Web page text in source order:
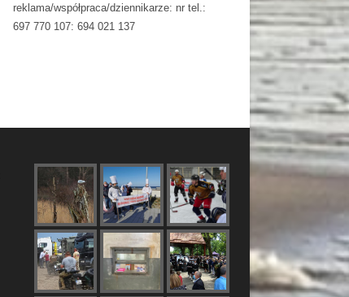
reklama/współpraca/dziennikarze: nr tel.:
697 770 107: 694 021 137